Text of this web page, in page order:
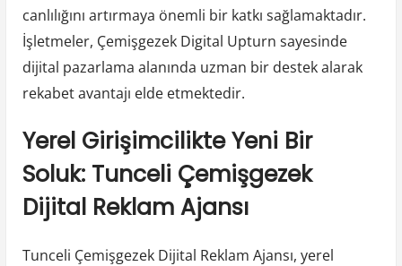
canlılığını artırmaya önemli bir katkı sağlamaktadır.
İşletmeler, Çemişgezek Digital Upturn sayesinde
dijital pazarlama alanında uzman bir destek alarak
rekabet avantajı elde etmektedir.
Yerel Girişimcilikte Yeni Bir
Soluk: Tunceli Çemişgezek
Dijital Reklam Ajansı
Tunceli Çemişgezek Dijital Reklam Ajansı, yerel